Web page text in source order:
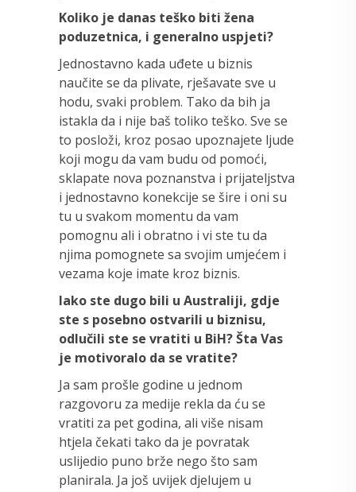
Koliko je danas teško biti žena
poduzetnica, i generalno uspjeti?
Jednostavno kada uđete u biznis
naučite se da plivate, rješavate sve u
hodu, svaki problem. Tako da bih ja
istakla da i nije baš toliko teško. Sve se
to posloži, kroz posao upoznajete ljude
koji mogu da vam budu od pomoći,
sklapate nova poznanstva i prijateljstva
i jednostavno konekcije se šire i oni su
tu u svakom momentu da vam
pomognu ali i obratno i vi ste tu da
njima pomognete sa svojim umjećem i
vezama koje imate kroz biznis.
Iako ste dugo bili u Australiji, gdje
ste s posebno ostvarili u biznisu,
odlučili ste se vratiti u BiH? Šta Vas
je motivoralo da se vratite?
Ja sam prošle godine u jednom
razgovoru za medije rekla da ću se
vratiti za pet godina, ali više nisam
htjela čekati tako da je povratak
uslijedio puno brže nego što sam
planirala. Ja još uvijek djelujem u